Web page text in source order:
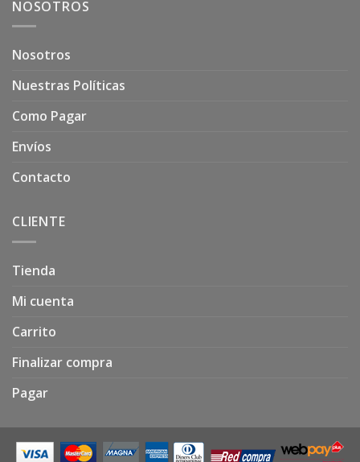
NOSOTROS
Nosotros
Nuestras Políticas
Como Pagar
Envíos
Contacto
CLIENTE
Tienda
Mi cuenta
Carrito
Finalizar compra
Pagar